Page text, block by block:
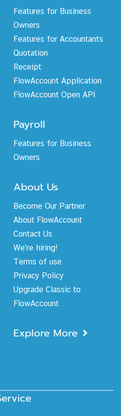
Features for Business
Owners
Features for Accountants
Quotation
Receipt
FlowAccount Application
FlowAccount Open API
Payroll
Features for Business
Owners
About Us
Become Our Partner
About FlowAccount
Contact Us
We're hiring!
Terms of use
Privacy Policy
Upgrade Classic to
FlowAccount
Explore More